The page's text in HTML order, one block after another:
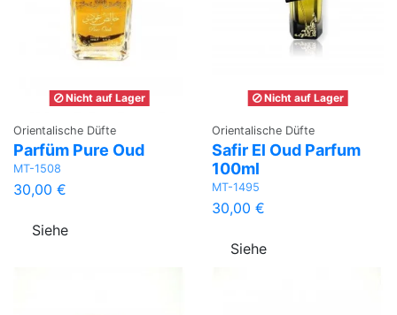
Nicht auf Lager
Orientalische Düfte
Parfüm Pure Oud
MT-1508
30,00 €
Siehe
Nicht auf Lager
Orientalische Düfte
Safir El Oud Parfum
100ml
MT-1495
30,00 €
Siehe